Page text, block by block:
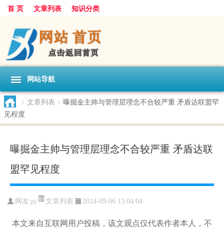
首 页 文章列表 知识分类
网站导航
> 文章列表 > 曝掘金主帅与管理层理念不合较严重 矛盾达联盟罕
见程度
曝掘金主帅与管理层理念不合较严重 矛盾达联
盟罕见程度
网友:pj 文章列表 2024-09-06 13:04:04
本文来自互联网用户投稿，该文观点仅代表作者本人，不